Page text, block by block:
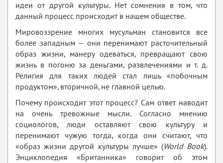
идеи от другой культуры. Нет сомнения в том, что
данный процесс происходит в нашем обществе.
Мировоззрение многих мусульман становится все
более западным — они перенимают расточительный
образ жизни, манеру одеваться, превращают свою
жизнь в погоню за деньгами, развлечениями и т. д.
Религия для таких людей стал лишь «побочным
продуктом», вторичной, не главной целью.
Почему происходит этот процесс? Сам ответ наводит
на очень тревожные мысли. Согласно мнению
социологов, люди оставляют свою культуру и
перенимают чужую тогда, когда они считают, что
«образ жизни другой культуры лучше» (World Book).
Энциклопедия «Британника» говорит об этом